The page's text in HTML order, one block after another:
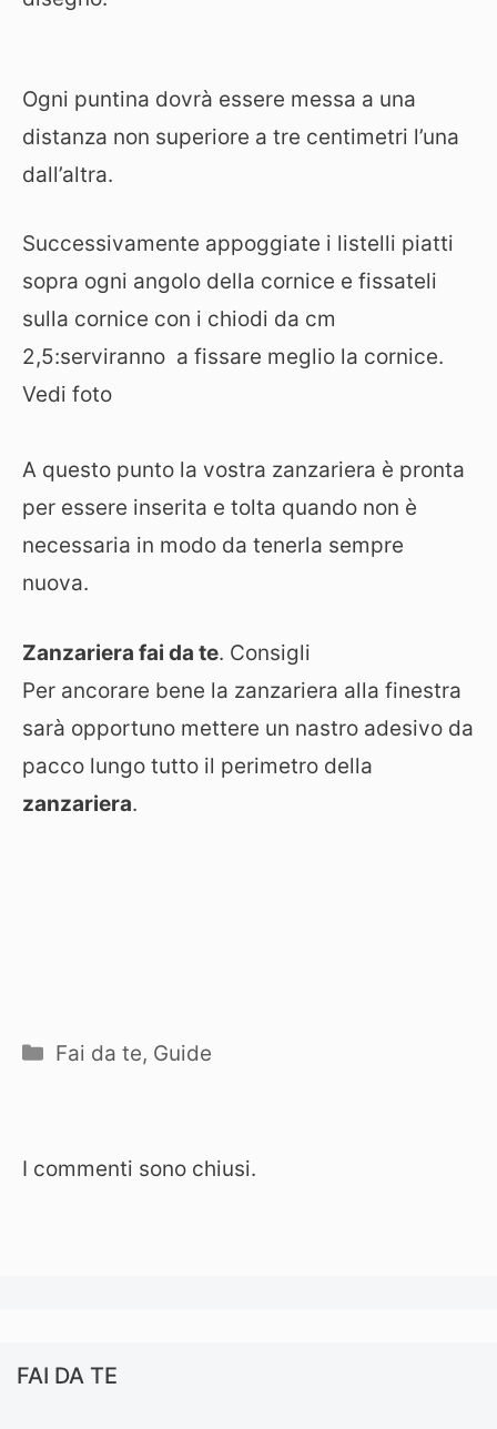
Ogni puntina dovrà essere messa a una
distanza non superiore a tre centimetri l’una
dall’altra.
Successivamente appoggiate i listelli piatti
sopra ogni angolo della cornice e fissateli
sulla cornice con i chiodi da cm
2,5:serviranno a fissare meglio la cornice.
Vedi foto
A questo punto la vostra zanzariera è pronta
per essere inserita e tolta quando non è
necessaria in modo da tenerla sempre
nuova.
Zanzariera fai da te. Consigli
Per ancorare bene la zanzariera alla finestra
sarà opportuno mettere un nastro adesivo da
pacco lungo tutto il perimetro della
zanzariera.
Categorie
Fai da te, Guide
I commenti sono chiusi.
FAI DA TE